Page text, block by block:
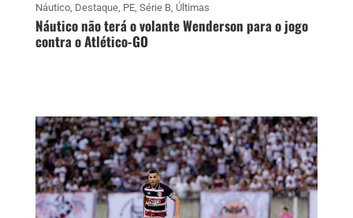
Náutico, Destaque, PE, Série B, Últimas
Náutico não terá o volante Wenderson para o jogo
contra o Atlético-GO